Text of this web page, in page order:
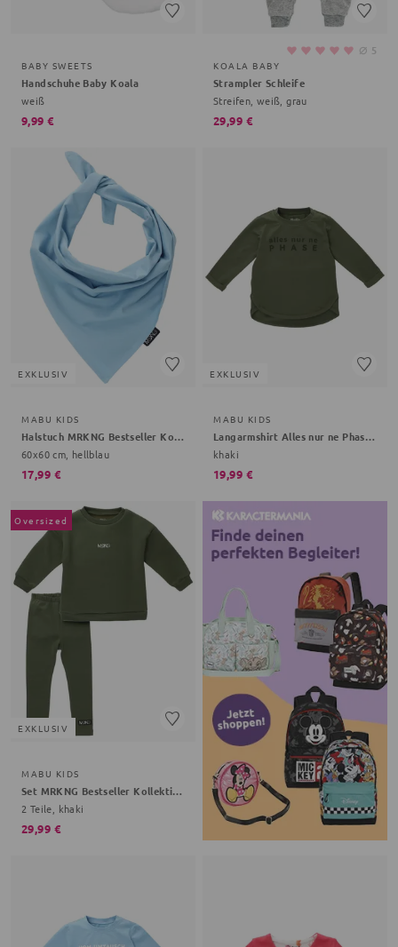
BABY SWEETS
Handschuhe Baby Koala
weiß
9,99 €
⌀ 5
KOALA BABY
Strampler Schleife
Streifen, weiß, grau
29,99 €
EXKLUSIV
MABU KIDS
Halstuch MRKNG Bestseller Kollektion
60x60 cm, hellblau
17,99 €
EXKLUSIV
MABU KIDS
Langarmshirt Alles nur ne Phase Bestseller Kollektion
khaki
19,99 €
Oversized
EXKLUSIV
MABU KIDS
Set MRKNG Bestseller Kollektion
2 Teile, khaki
29,99 €